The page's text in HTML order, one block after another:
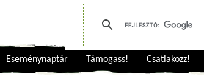
Eseménynaptár Támogass! Csatlakozz!